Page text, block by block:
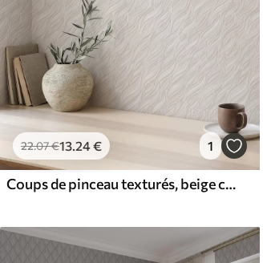
22.07€13.24€ 1
Coups de pinceau texturés, beige chaud